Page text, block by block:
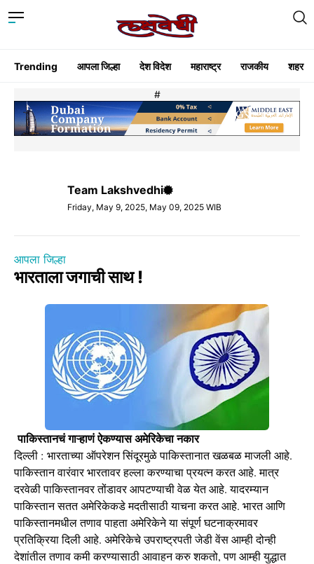
Trending आपला जिल्हा देश विदेश महाराष्ट्र राजकीय शहर
#
Team Lakshvedhi
Friday, May 9, 2025, May 09, 2025 WIB
आपला जिल्हा
भारताला जगाची साथ !
पाकिस्तानचं गाऱ्हाणं ऐकण्यास अमेरिकेचा नकार
दिल्ली : भारताच्या ऑपरेशन सिंदूरमुळे पाकिस्तानात खळबळ माजली आहे.
पाकिस्तान वारंवार भारतावर हल्ला करण्याचा प्रयत्न करत आहे. मात्र
दरवेळी पाकिस्तानवर तोंडावर आपटण्याची वेळ येत आहे. यादरम्यान
पाकिस्तान सतत अमेरिकेकडे मदतीसाठी याचना करत आहे. भारत आणि
पाकिस्तानमधील तणाव पाहता अमेरिकेने या संपूर्ण घटनाक्रमावर
प्रतिक्रिया दिली आहे. अमेरिकेचे उपराष्ट्रपती जेडी वेंस आम्ही दोन्ही
देशांतील तणाव कमी करण्यासाठी आवाहन करु शकतो, पण आम्ही युद्धात